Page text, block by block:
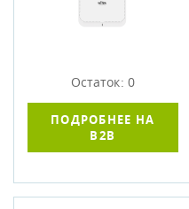
Остаток: 0
ПОДРОБНЕЕ НА
B2B